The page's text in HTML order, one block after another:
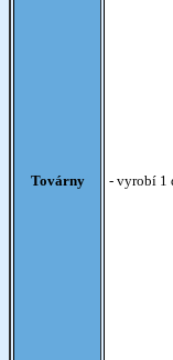
Továrny - vyrobí 1